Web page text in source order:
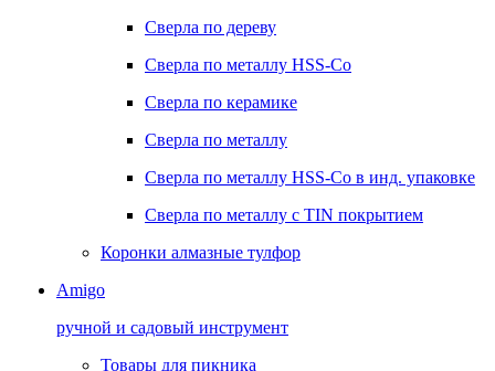
Сверла по дереву
Сверла по металлу HSS-Co
Сверла по керамике
Сверла по металлу
Сверла по металлу HSS-Co в инд. упаковке
Сверла по металлу с TIN покрытием
Коронки алмазные тулфор
Amigo
ручной и садовый инструмент
Товары для пикника